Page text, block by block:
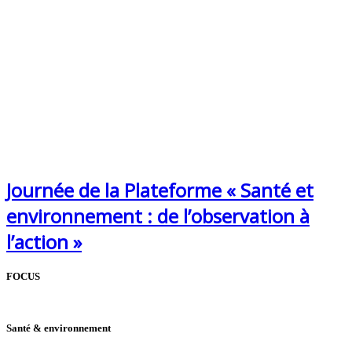
Journée de la Plateforme « Santé et
environnement : de l’observation à
l’action »
FOCUS
Santé & environnement